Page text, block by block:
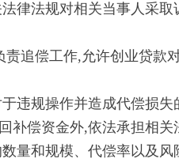
律法规对相关当事人采取
追偿工作,允许创业贷款
违规操作并造成代偿损失
偿资金外,依法承担相关
量和规模、代偿率以及风